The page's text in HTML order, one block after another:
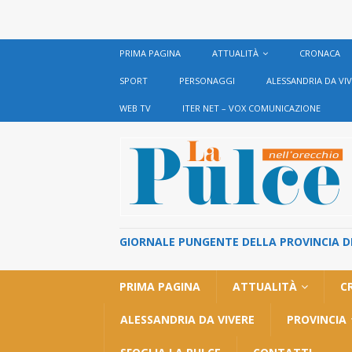
PRIMA PAGINA ATTUALITÀ CRONACA
SPORT PERSONAGGI ALESSANDRIA DA
WEB TV ITER NET – VOX COMUNICAZIONE
GIORNALE PUNGENTE DELLA PROVINCIA
PRIMA PAGINA ATTUALITÀ
ALESSANDRIA DA VIVERE PROVINCIA